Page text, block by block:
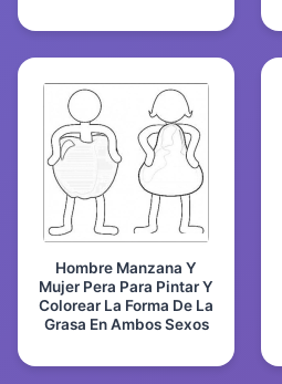
Hombre Manzana Y
Mujer Pera Para Pintar Y
Colorear La Forma De La
Grasa En Ambos Sexos